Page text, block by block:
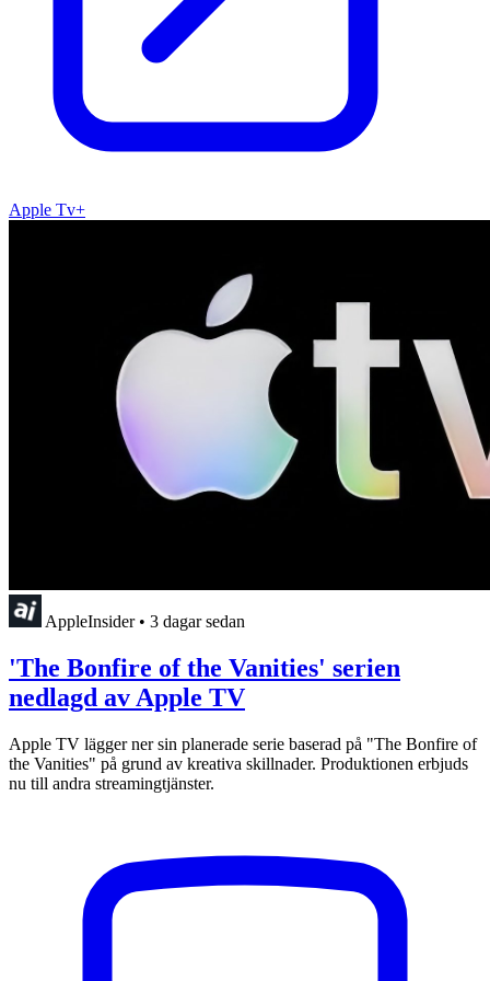
Apple Tv+
AppleInsider • 3 dagar sedan
'The Bonfire of the Vanities' serien
nedlagd av Apple TV
Apple TV lägger ner sin planerade serie baserad på "The Bonfire of
the Vanities" på grund av kreativa skillnader. Produktionen erbjuds
nu till andra streamingtjänster.